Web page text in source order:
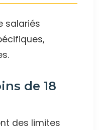
salariés
de 18
des limites